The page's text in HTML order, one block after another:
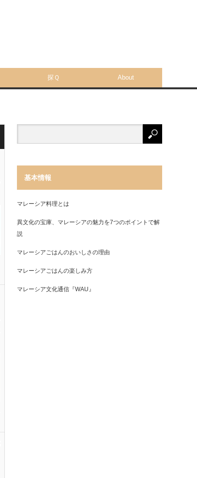
探Ｑ About
基本情報
マレーシア料理とは
異文化の宝庫、マレーシアの魅力を7つのポイントで解
説
マレーシアごはんのおいしさの理由
マレーシアごはんの楽しみ方
マレーシア文化通信『WAU』